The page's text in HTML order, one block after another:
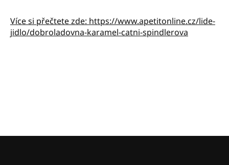
Více si přečtete zde: https://www.apetitonline.cz/lide-
jidlo/dobroladovna-karamel-catni-spindlerova